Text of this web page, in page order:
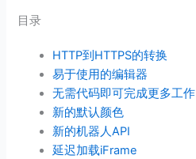
目录
HTTP到HTTPS的转换
易于使用的编辑器
无需代码即可完成更多工作
新的默认颜色
新的机器人API
延迟加载iFrame